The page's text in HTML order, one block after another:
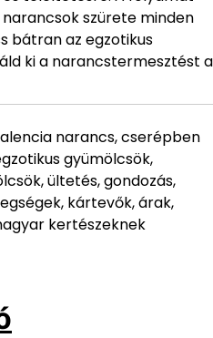
szürete minden
bátran az egzotikus
ki a narancstermesztést a
narancs, cserépben
gyümölcsök,
ültetés, gondozás,
kártevők, árak,
kertészeknek